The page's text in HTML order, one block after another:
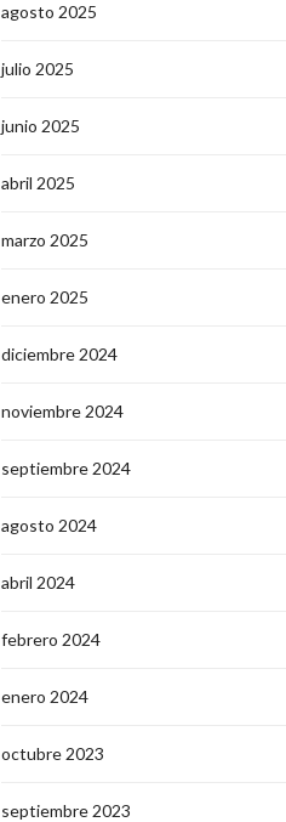
agosto 2025
julio 2025
junio 2025
abril 2025
marzo 2025
enero 2025
diciembre 2024
noviembre 2024
septiembre 2024
agosto 2024
abril 2024
febrero 2024
enero 2024
octubre 2023
septiembre 2023